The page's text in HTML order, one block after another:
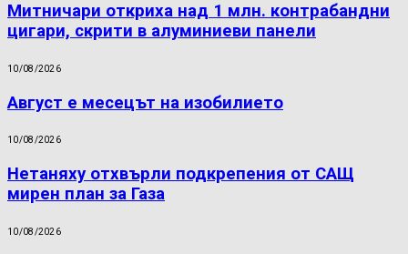
Митничари откриха над 1 млн. контрабандни
цигари, скрити в алуминиеви панели
10/08/2026
Август е месецът на изобилието
10/08/2026
Нетаняху отхвърли подкрепения от САЩ
мирен план за Газа
10/08/2026